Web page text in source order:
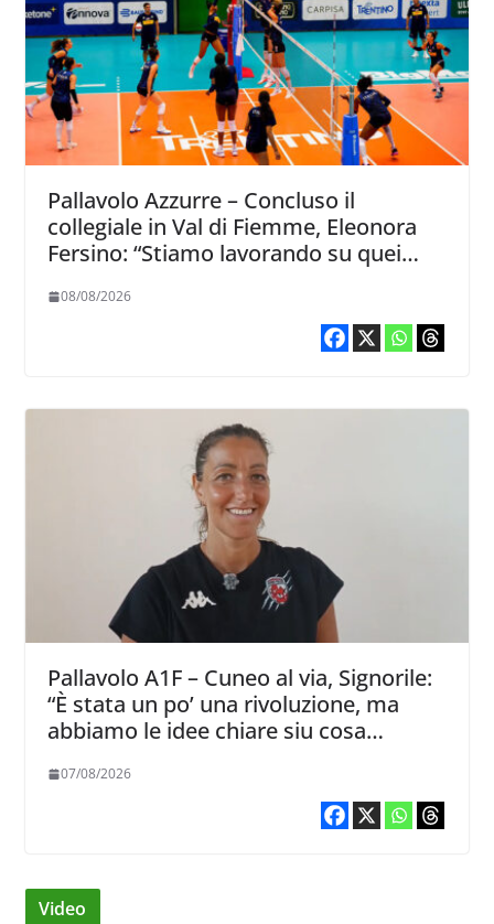
Pallavolo Azzurre – Concluso il
collegiale in Val di Fiemme, Eleonora
Fersino: “Stiamo lavorando su quei
08/08/2026
Pallavolo A1F – Cuneo al via, Signorile:
“È stata un po’ una rivoluzione, ma
abbiamo le idee chiare siu cosa
07/08/2026
Video